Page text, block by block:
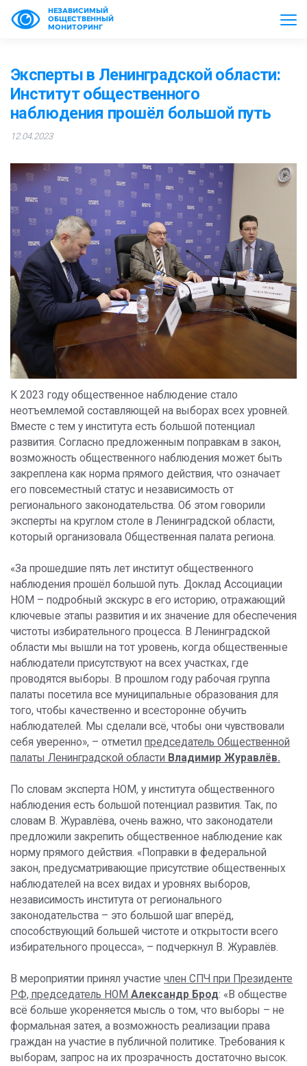
НЕЗАВИСИМЫЙ
ОБЩЕСТВЕННЫЙ
МОНИТОРИНГ
Эксперты в Ленинградской области:
Институт общественного
наблюдения прошёл большой путь
12.04.2023
К 2023 году общественное наблюдение стало
неотъемлемой составляющей на выборах всех уровней.
Вместе с тем у института есть большой потенциал
развития. Согласно предложенным поправкам в закон,
возможность общественного наблюдения может быть
закреплена как норма прямого действия, что означает
его повсеместный статус и независимость от
регионального законодательства. Об этом говорили
эксперты на круглом столе в Ленинградской области,
который организовала Общественная палата региона.
«За прошедшие пять лет институт общественного
наблюдения прошёл большой путь. Доклад Ассоциации
НОМ – подробный экскурс в его историю, отражающий
ключевые этапы развития и их значение для обеспечения
чистоты избирательного процесса. В Ленинградской
области мы вышли на тот уровень, когда общественные
наблюдатели присутствуют на всех участках, где
проводятся выборы. В прошлом году рабочая группа
палаты посетила все муниципальные образования для
того, чтобы качественно и всесторонне обучить
наблюдателей. Мы сделали всё, чтобы они чувствовали
себя уверенно», – отметил председатель Общественной
палаты Ленинградской области Владимир Журавлёв.
По словам эксперта НОМ, у института общественного
наблюдения есть большой потенциал развития. Так, по
словам В. Журавлёва, очень важно, что законодатели
предложили закрепить общественное наблюдение как
норму прямого действия. «Поправки в федеральной
закон, предусматривающие присутствие общественных
наблюдателей на всех видах и уровнях выборов,
независимость института от регионального
законодательства – это большой шаг вперёд,
способствующий большей чистоте и открытости всего
избирательного процесса», – подчеркнул В. Журавлёв.
В мероприятии принял участие член СПЧ при Президенте
РФ, председатель НОМ Александр Брод: «В обществе
всё больше укореняется мысль о том, что выборы – не
формальная затея, а возможность реализации права
граждан на участие в публичной политике. Требования к
выборам, запрос на их прозрачность достаточно высок.